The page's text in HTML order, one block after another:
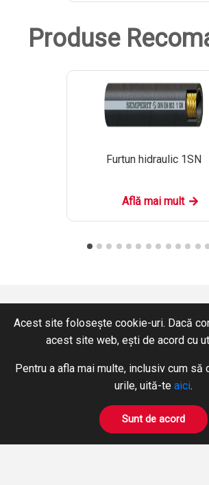
Produse
Furtun hidraulic 1SN
Află mai mult
Acest site folosește cookie-uri. Dacă
acest site web, ești de acord cu
Pentru a afla mai multe, inclusiv cum
urile, uită-te aici.
Sunt de acord
hidromix@hidromix.com
NE GĂSIȚI ȘI PE